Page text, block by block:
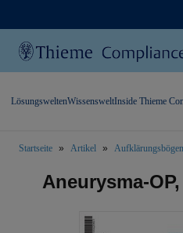
LösungsweltenWissensweltInside Thieme
Startseite Artikel Aufklärungsbögen
Aneurysma-